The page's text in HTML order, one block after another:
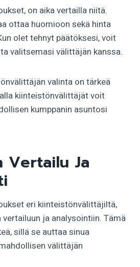
on aika vertailla niitä.
ottaa huomioon sekä hinta
olet tehnyt päätöksesi, voit
valitsemasi välittäjän kanssa.
valinta on tärkeä
kiinteistönvälittäjät voit
kumppanin asuntosi
Vertailu Ja
eri kiinteistönvälittäjiltä,
ja analysointiin. Tämä
sillä se auttaa sinua
välittäjän